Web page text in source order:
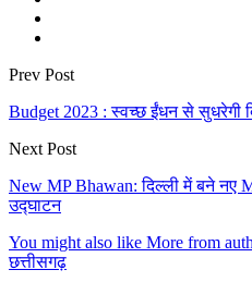
Prev Post
Budget 2023 : स्वच्छ ईंधन से सुधरेगी
Next Post
New MP Bhawan: दिल्ली में बने नए
उद्घाटन
You might also like More from
छत्तीसगढ़